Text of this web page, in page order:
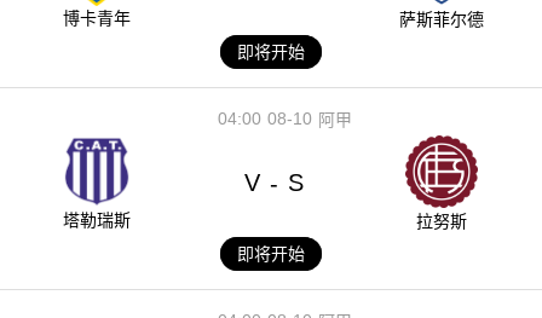
博卡青年
萨斯菲尔德
即将开始
08-10
04:00 阿甲
塔勒瑞斯
V - S
拉努斯
即将开始